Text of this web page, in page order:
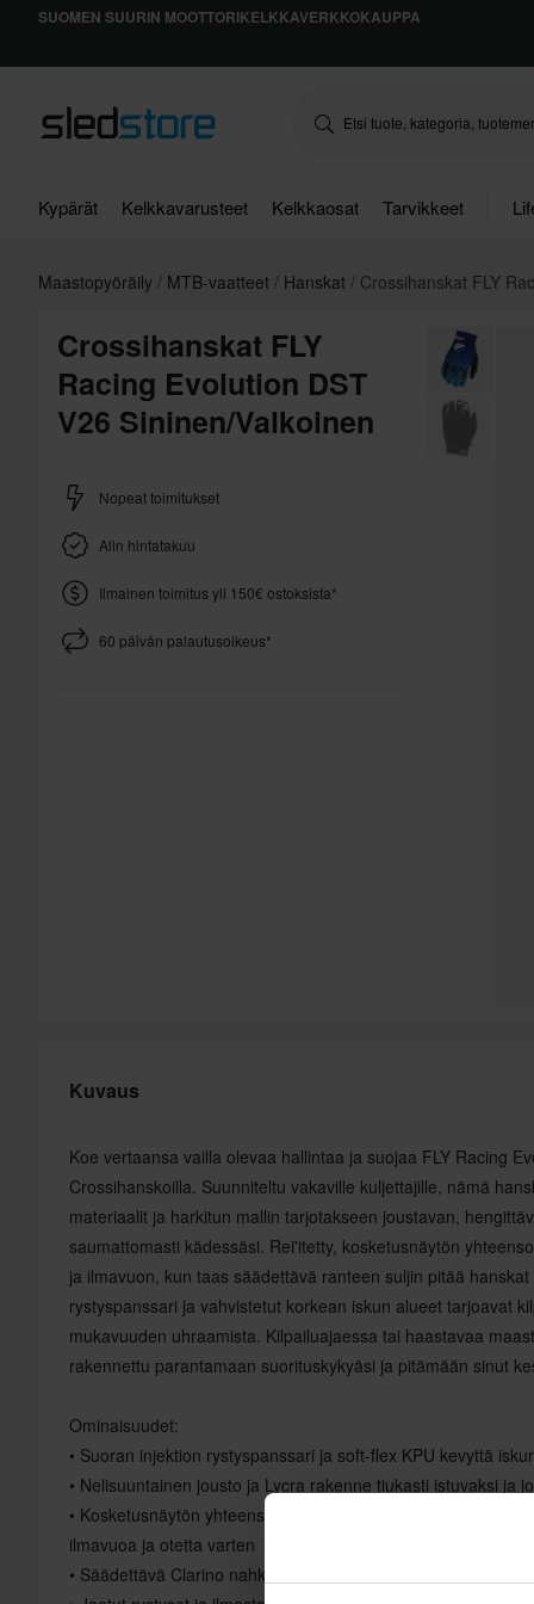
SUOMEN SUURIN MOOTTORIKELKKAVERKKOKAUPPA
Kypärät Kelkkavarusteet Kelkkaosat Tarvikkeet
Maastopyöräily MTB-vaatteet Hanskat Crossihanskat FLY
Crossihanskat FLY
Racing Evolution DST
V26 Sininen/Valkoinen
Nopeat toimitukset
Alin hintatakuu
Ilmainen toimitus yli 150€ ostoksista*
60 päivän palautusoikeus*
Kuvaus
Koe vertaansa vailla olevaa hallintaa ja suojaa FLY Racing
Crossihanskoilla. Suunniteltu vakaville kuljettajille, nämä
materiaalit ja harkitun mallin tarjotakseen joustavan,
saumattomasti kädessäsi. Rei'itetty, kosketusnäytön
ja ilmavuon, kun taas säädettävä ranteen suljin pitää
rystyspanssari ja vahvistetut korkean iskun alueet tarjoavat
mukavuuden uhraamista. Kilpailuajaessa tai haastavaa
rakennettu parantamaan suorituskykyäsi ja pitämään sinut
Ominaisuudet:
• Suoran injektion rystyspanssari ja soft-flex KPU kevyttä
• Nelisuuntainen jousto ja Lycra rakenne tiukasti istuvaksi ja
• Kosketusnäytön yhteensopiva, kaksikerroksinen Clarino
ilmavuoa ja otetta varten
• Säädettävä Clarino nahka ranteen suljin turvallista istuvuutta